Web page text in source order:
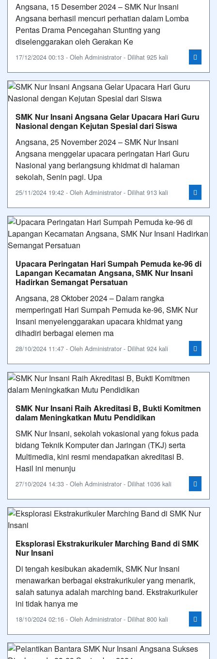
Angsana, 15 Desember 2024 – SMK Nur Insani
Angsana berhasil mencuri perhatian dalam Lomba
Pentas Drama Pencegahan Stunting yang
diselenggarakan oleh Gerakan Ke
17/12/2024 00:13 - Oleh Administrator - Dilihat 925 kali
SMK Nur Insani Angsana Gelar Upacara Hari Guru
Nasional dengan Kejutan Spesial dari Siswa
Angsana, 25 November 2024 – SMK Nur Insani
Angsana menggelar upacara peringatan Hari Guru
Nasional yang berlangsung khidmat di halaman
sekolah, Senin pagi. Upa
25/11/2024 19:42 - Oleh Administrator - Dilihat 913 kali
Upacara Peringatan Hari Sumpah Pemuda ke-96 di
Lapangan Kecamatan Angsana, SMK Nur Insani
Hadirkan Semangat Persatuan
Angsana, 28 Oktober 2024 – Dalam rangka
memperingati Hari Sumpah Pemuda ke-96, SMK Nur
Insani menyelenggarakan upacara khidmat yang
dihadiri berbagai elemen ma
28/10/2024 11:47 - Oleh Administrator - Dilihat 924 kali
SMK Nur Insani Raih Akreditasi B, Bukti Komitmen
dalam Meningkatkan Mutu Pendidikan
SMK Nur Insani, sekolah vokasional yang fokus pada
bidang Teknik Komputer dan Jaringan (TKJ) serta
Multimedia, kini resmi mendapatkan akreditasi B.
Hasil ini menunju
27/10/2024 14:33 - Oleh Administrator - Dilihat 1036 kali
Eksplorasi Ekstrakurikuler Marching Band di SMK
Nur Insani
Di tengah kesibukan akademik, SMK Nur Insani
menawarkan berbagai ekstrakurikuler yang menarik,
salah satunya adalah marching band. Ekstrakurikuler
ini tidak hanya me
18/10/2024 02:16 - Oleh Administrator - Dilihat 800 kali